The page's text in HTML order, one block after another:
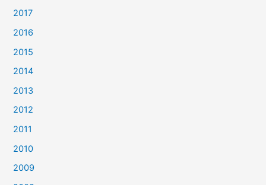
2017
2016
2015
2014
2013
2012
2011
2010
2009